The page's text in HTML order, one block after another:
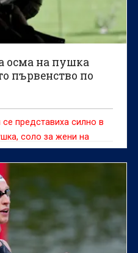
осма на пушка
първенство по
се представиха силно в
соло за жени на
до 23 години по спортна